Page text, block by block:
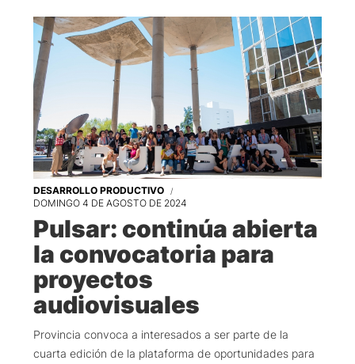
DESARROLLO PRODUCTIVO
DOMINGO 4 DE AGOSTO DE 2024
Pulsar: continúa abierta
la convocatoria para
proyectos
audiovisuales
Provincia convoca a interesados a ser parte de la
cuarta edición de la plataforma de oportunidades para